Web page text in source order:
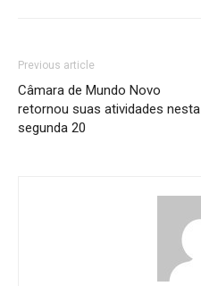
Previous article
Câmara de Mundo Novo
retornou suas atividades nesta
segunda 20